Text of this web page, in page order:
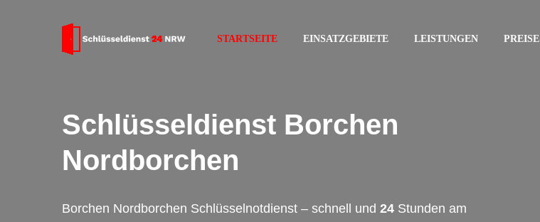
STARTSEITE EINSATZGEBIETE LEISTUNGEN PREISE
Schlüsseldienst Borchen
Nordborchen
Borchen Nordborchen Schlüsselnotdienst – schnell und 24 Stunden am